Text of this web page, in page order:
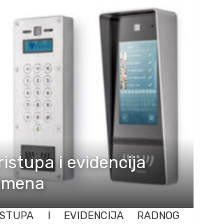
i evidencija
I EVIDENCIJA RADNOG